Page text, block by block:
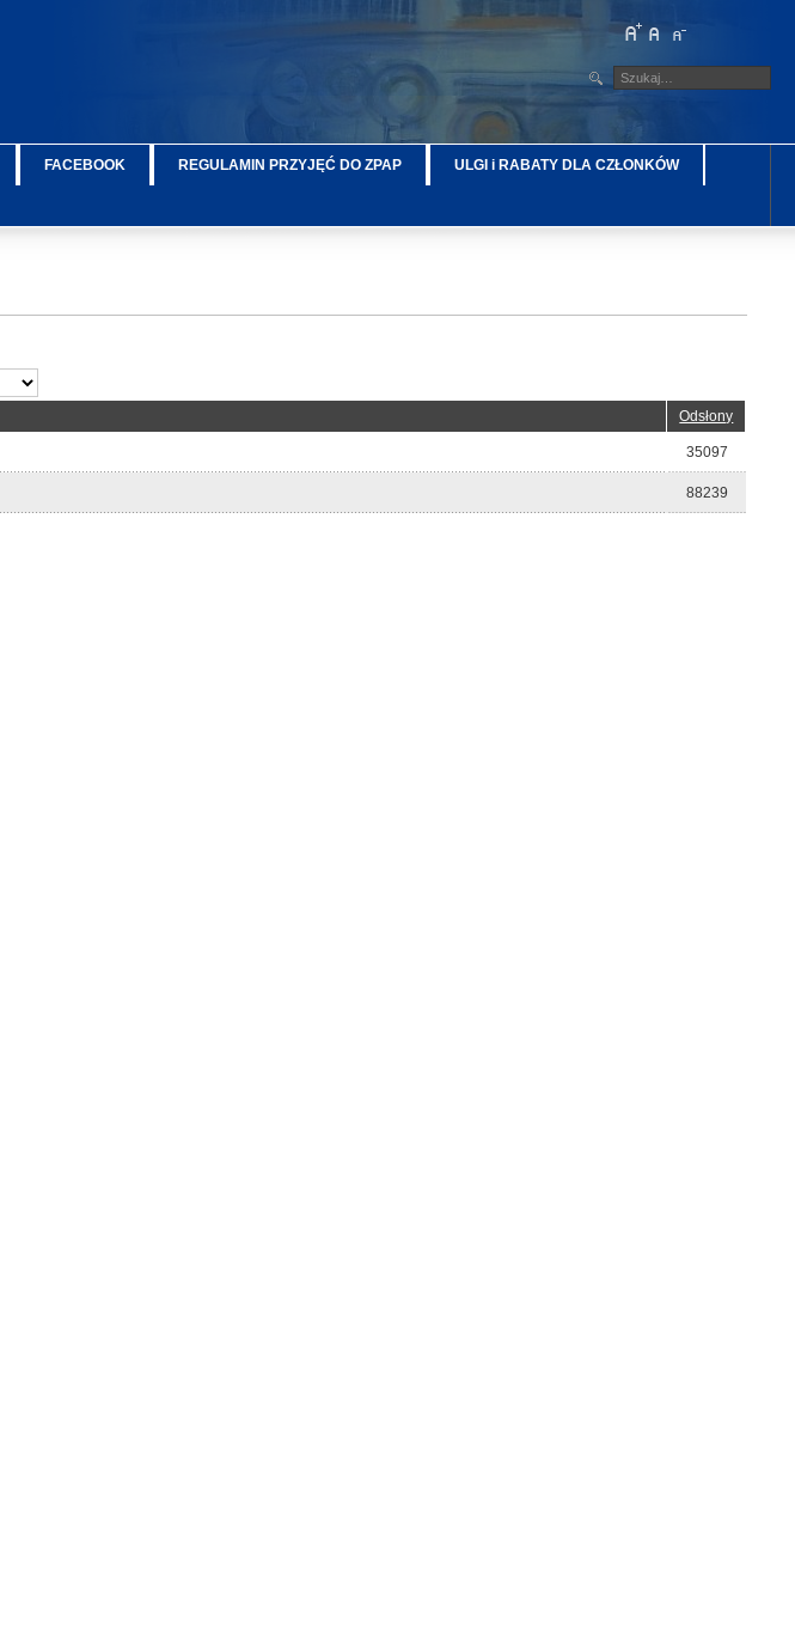
FACEBOOK REGULAMIN PRZYJĘĆ DO ZPAP ULGI i RABATY DLA CZŁONKÓW
Odsłony
35097
88239